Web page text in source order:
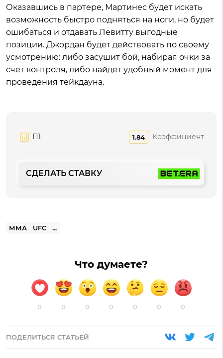
Оказавшись в партере, Мартинес будет искать
возможность быстро подняться на ноги, но будет
ошибаться и отдавать Левитту выгодные
позиции. Джордан будет действовать по своему
усмотрению: либо засушит бой, набирая очки за
счет контроля, либо найдет удобный момент для
проведения тейкдауна.
П1 1.84 Коэффициент
СДЕЛАТЬ СТАВКУ
ММА UFC ...
Что думаете?
0 0 0 0 0 0 0
ПОДЕЛИТЬСЯ СТАТЬЕЙ